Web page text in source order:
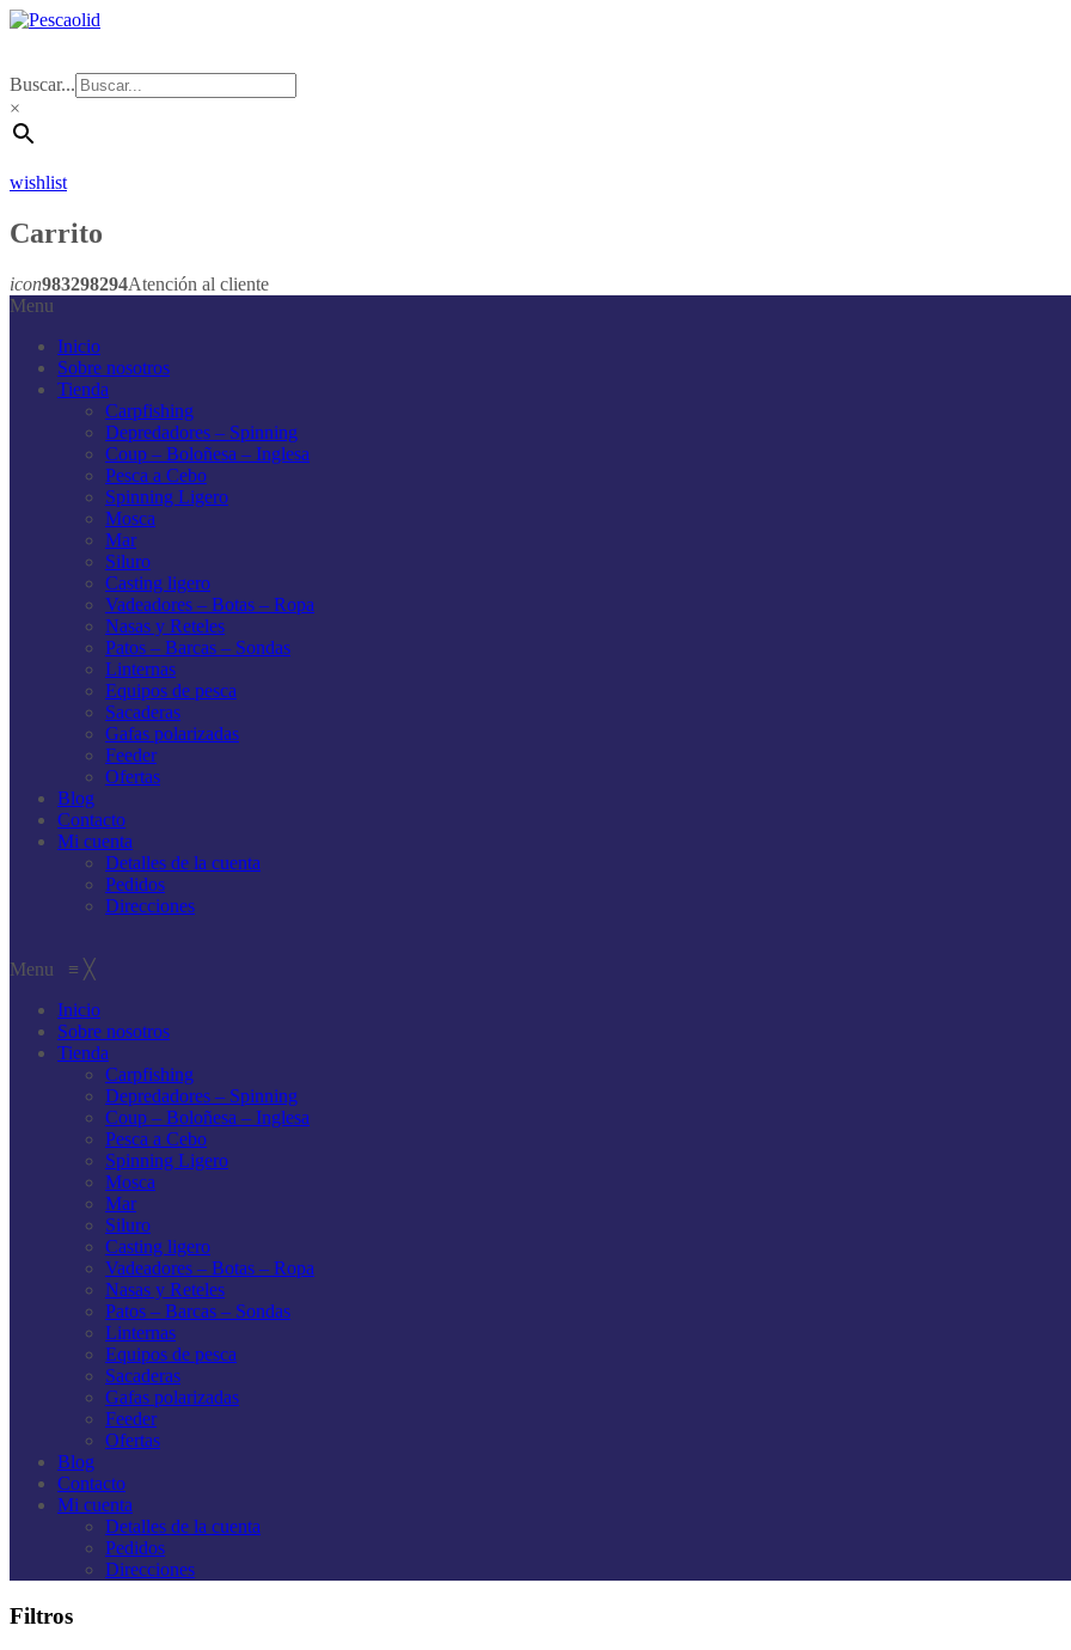
Buscar...
×
wishlist
Carrito
icon983298294Atención al cliente
Menu
Inicio
Sobre nosotros
Tienda
Carpfishing
Depredadores – Spinning
Coup – Boloñesa – Inglesa
Pesca a Cebo
Spinning Ligero
Mosca
Mar
Siluro
Casting ligero
Vadeadores – Botas – Ropa
Nasas y Reteles
Patos – Barcas – Sondas
Linternas
Equipos de pesca
Sacaderas
Gafas polarizadas
Feeder
Ofertas
Blog
Contacto
Mi cuenta
Detalles de la cuenta
Pedidos
Direcciones
Menu ≡ ╳
Inicio
Sobre nosotros
Tienda
Carpfishing
Depredadores – Spinning
Coup – Boloñesa – Inglesa
Pesca a Cebo
Spinning Ligero
Mosca
Mar
Siluro
Casting ligero
Vadeadores – Botas – Ropa
Nasas y Reteles
Patos – Barcas – Sondas
Linternas
Equipos de pesca
Sacaderas
Gafas polarizadas
Feeder
Ofertas
Blog
Contacto
Mi cuenta
Detalles de la cuenta
Pedidos
Direcciones
Filtros